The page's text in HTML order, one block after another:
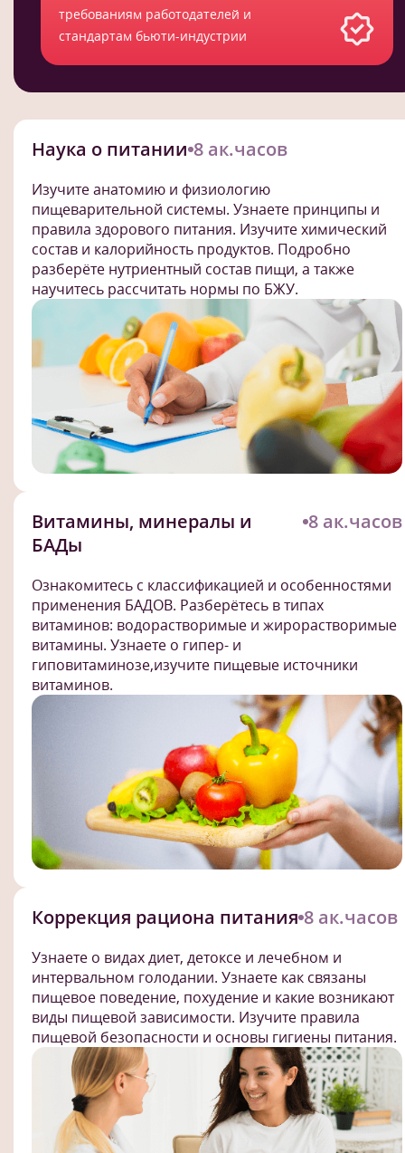
требованиям работодателей и
стандартам бьюти-индустрии
Наука о питании 8 ак.часов
Изучите анатомию и физиологию
пищеварительной системы. Узнаете принципы и
правила здорового питания. Изучите химический
состав и калорийность продуктов. Подробно
разберёте нутриентный состав пищи, а также
научитесь рассчитать нормы по БЖУ.
Витамины, минералы и
БАДы
8 ак.часов
Ознакомитесь с классификацией и особенностями
применения БАДОВ. Разберётесь в типах
витаминов: водорастворимые и жирорастворимые
витамины. Узнаете о гипер- и
гиповитаминозе,изучите пищевые источники
витаминов.
Коррекция рациона питания 8 ак.часов
Узнаете о видах диет, детоксе и лечебном и
интервальном голодании. Узнаете как связаны
пищевое поведение, похудение и какие возникают
виды пищевой зависимости. Изучите правила
пищевой безопасности и основы гигиены питания.